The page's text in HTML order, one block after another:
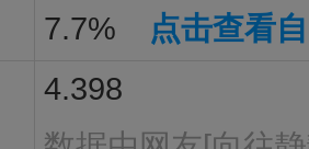
7.7% 点击查看
4.398